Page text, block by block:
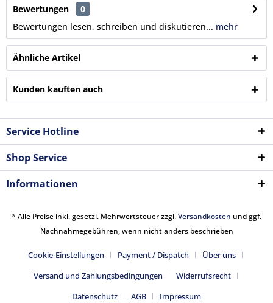
Bewertungen
0
Bewertungen lesen, schreiben und diskutieren... mehr
Ähnliche Artikel
Kunden kauften auch
Service Hotline
Shop Service
Informationen
* Alle Preise inkl. gesetzl. Mehrwertsteuer zzgl.Versandkosten und ggf.
Nachnahmegebühren, wenn nicht anders beschrieben
Cookie-Einstellungen Payment / Dispatch
Über uns
Versand und Zahlungsbedingungen
Widerrufsrecht
Datenschutz
AGB Impressum